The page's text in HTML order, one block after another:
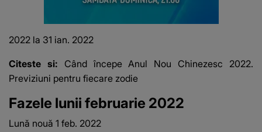
2022 la 31 ian. 2022
Citeste si: Când începe Anul Nou Chinezesc 2022.
Previziuni pentru fiecare zodie
Fazele lunii februarie 2022
Lună nouă 1 feb. 2022